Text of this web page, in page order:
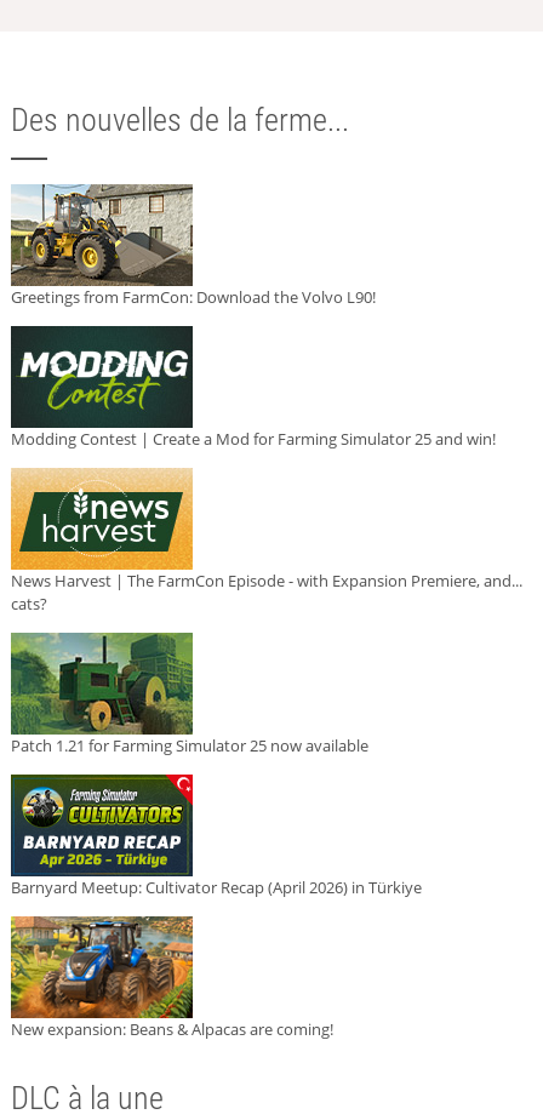
Des nouvelles de la ferme...
Greetings from FarmCon: Download the Volvo L90!
Modding Contest | Create a Mod for Farming Simulator 25 and win!
News Harvest | The FarmCon Episode - with Expansion Premiere, and...
cats?
Patch 1.21 for Farming Simulator 25 now available
Barnyard Meetup: Cultivator Recap (April 2026) in Türkiye
New expansion: Beans & Alpacas are coming!
DLC à la une